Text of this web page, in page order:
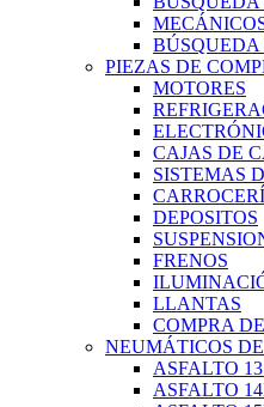
BÚSQUEDA
PIEZAS DE
MOTORES
CAJAS DE
SISTEMAS
DEPOSITOS
FRENOS
LLANTAS
COMPRA
NEUMÁTICOS
ASFALTO
ASFALTO